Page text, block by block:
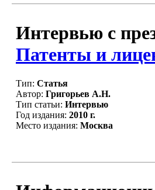
Интервью с
Патенты и
Тип: Статья
Автор: Григорьев А.Н.
Тип статьи: Интервью
Год издания: 2010 г.
Место издания: Москва